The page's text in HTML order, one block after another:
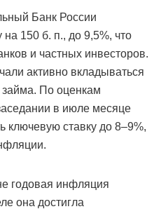
Банк России
150 б. п., до 9,5%, что
и частных инвесторов.
активно вкладываться
займа. По оценкам
в июле месяце
ключевую ставку до 8–9%,
годовая инфляция
она достигла